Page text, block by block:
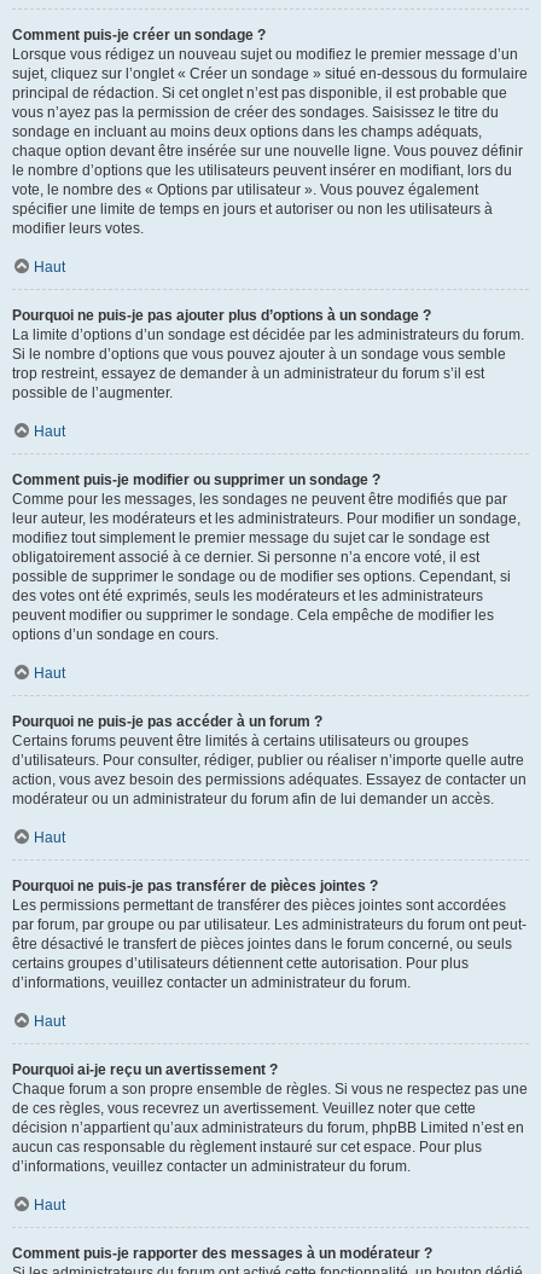
Comment puis-je créer un sondage ?
Lorsque vous rédigez un nouveau sujet ou modifiez le premier message d’un
sujet, cliquez sur l’onglet « Créer un sondage » situé en-dessous du formulaire
principal de rédaction. Si cet onglet n’est pas disponible, il est probable que
vous n’ayez pas la permission de créer des sondages. Saisissez le titre du
sondage en incluant au moins deux options dans les champs adéquats,
chaque option devant être insérée sur une nouvelle ligne. Vous pouvez définir
le nombre d’options que les utilisateurs peuvent insérer en modifiant, lors du
vote, le nombre des « Options par utilisateur ». Vous pouvez également
spécifier une limite de temps en jours et autoriser ou non les utilisateurs à
modifier leurs votes.
Haut
Pourquoi ne puis-je pas ajouter plus d’options à un sondage ?
La limite d’options d’un sondage est décidée par les administrateurs du forum.
Si le nombre d’options que vous pouvez ajouter à un sondage vous semble
trop restreint, essayez de demander à un administrateur du forum s’il est
possible de l’augmenter.
Haut
Comment puis-je modifier ou supprimer un sondage ?
Comme pour les messages, les sondages ne peuvent être modifiés que par
leur auteur, les modérateurs et les administrateurs. Pour modifier un sondage,
modifiez tout simplement le premier message du sujet car le sondage est
obligatoirement associé à ce dernier. Si personne n’a encore voté, il est
possible de supprimer le sondage ou de modifier ses options. Cependant, si
des votes ont été exprimés, seuls les modérateurs et les administrateurs
peuvent modifier ou supprimer le sondage. Cela empêche de modifier les
options d’un sondage en cours.
Haut
Pourquoi ne puis-je pas accéder à un forum ?
Certains forums peuvent être limités à certains utilisateurs ou groupes
d’utilisateurs. Pour consulter, rédiger, publier ou réaliser n’importe quelle autre
action, vous avez besoin des permissions adéquates. Essayez de contacter un
modérateur ou un administrateur du forum afin de lui demander un accès.
Haut
Pourquoi ne puis-je pas transférer de pièces jointes ?
Les permissions permettant de transférer des pièces jointes sont accordées
par forum, par groupe ou par utilisateur. Les administrateurs du forum ont peut-
être désactivé le transfert de pièces jointes dans le forum concerné, ou seuls
certains groupes d’utilisateurs détiennent cette autorisation. Pour plus
d’informations, veuillez contacter un administrateur du forum.
Haut
Pourquoi ai-je reçu un avertissement ?
Chaque forum a son propre ensemble de règles. Si vous ne respectez pas une
de ces règles, vous recevrez un avertissement. Veuillez noter que cette
décision n’appartient qu’aux administrateurs du forum, phpBB Limited n’est en
aucun cas responsable du règlement instauré sur cet espace. Pour plus
d’informations, veuillez contacter un administrateur du forum.
Haut
Comment puis-je rapporter des messages à un modérateur ?